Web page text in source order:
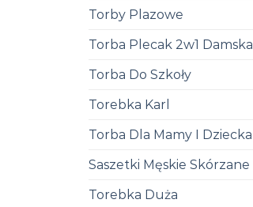
Torby Plazowe
Torba Plecak 2w1 Damska
Torba Do Szkoły
Torebka Karl
Torba Dla Mamy I Dziecka
Saszetki Męskie Skórzane
Torebka Duża